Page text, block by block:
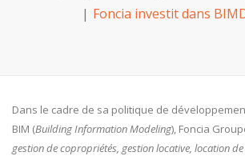
Foncia investit dans
Dans le cadre de sa politique de
BIM (Building Information Modeling), Foncia
gestion de copropriétés, gestion locative, location